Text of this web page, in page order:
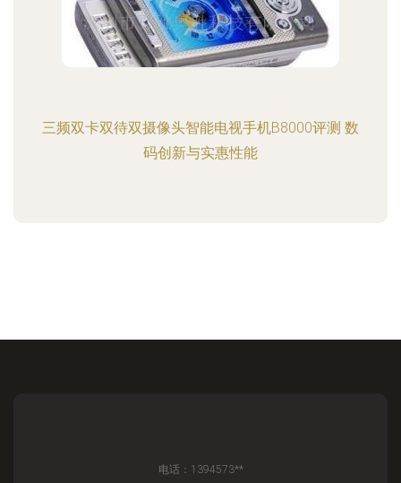
三频双卡双待双摄像头智能电视手机B8000评测 数
码创新与实惠性能
电话：1394573**